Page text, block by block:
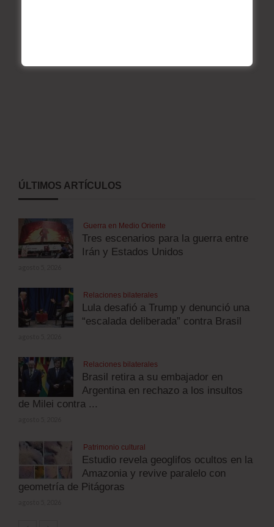
ÚLTIMOS ARTÍCULOS
Guerra en Medio Oriente
Tres escenarios para la guerra entre
Irán y Estados Unidos
Relaciones bilaterales
Lula desafió a Trump y denunció una
“escalada deliberada” contra Brasil
Relaciones bilaterales
Brasil retira a su embajador en
Argentina en rechazo a los insultos
de Milei contra ...
Patrimonio cultural
Estudio revela geoglifos ocultos en la
Amazonia y revive paralelo con
geometría de Pitágoras